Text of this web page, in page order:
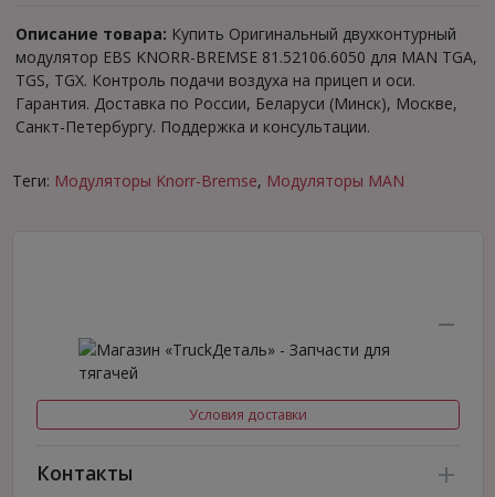
Описание товара: Купить Оригинальный двухконтурный
модулятор EBS KNORR-BREMSE 81.52106.6050 для MAN TGA,
TGS, TGX. Контроль подачи воздуха на прицеп и оси.
Гарантия. Доставка по России, Беларуси (Минск), Москве,
Санкт-Петербургу. Поддержка и консультации.
Теги: Модуляторы Knorr-Bremse, Модуляторы MAN
Условия доставки
Контакты